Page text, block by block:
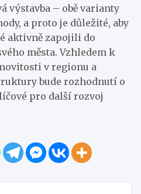
výstavba – obě varianty
a proto je důležité, aby
aktivně zapojili do
města. Vzhledem k
v regionu a
bude rozhodnutí o
pro další rozvoj